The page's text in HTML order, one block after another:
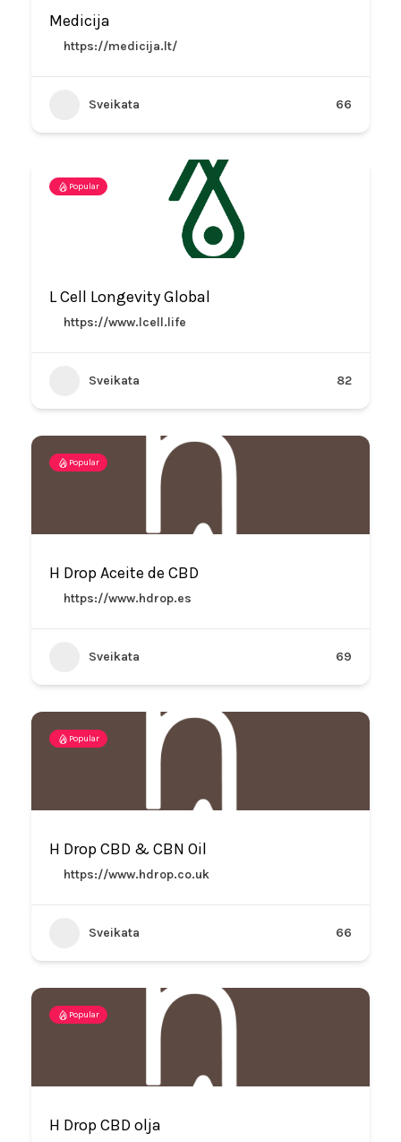
Medicija
https://medicija.lt/
Sveikata 66
Popular
L Cell Longevity Global
https://www.lcell.life
Sveikata 82
Popular
H Drop Aceite de CBD
https://www.hdrop.es
Sveikata 69
Popular
H Drop CBD & CBN Oil
https://www.hdrop.co.uk
Sveikata 66
Popular
H Drop CBD olja